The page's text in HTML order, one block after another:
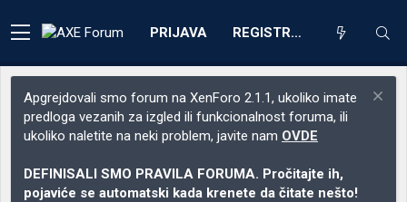
PRIJAVA REGISTRACIJA
Apgrejdovali smo forum na XenForo 2.1.1, ukoliko imate
predloga vezanih za izgled ili funkcionalnost foruma, ili
ukoliko naletite na neki problem, javite nam OVDE
DEFINISALI SMO PRAVILA FORUMA. Pročitajte ih,
pojaviće se automatski kada krenete da čitate nešto!